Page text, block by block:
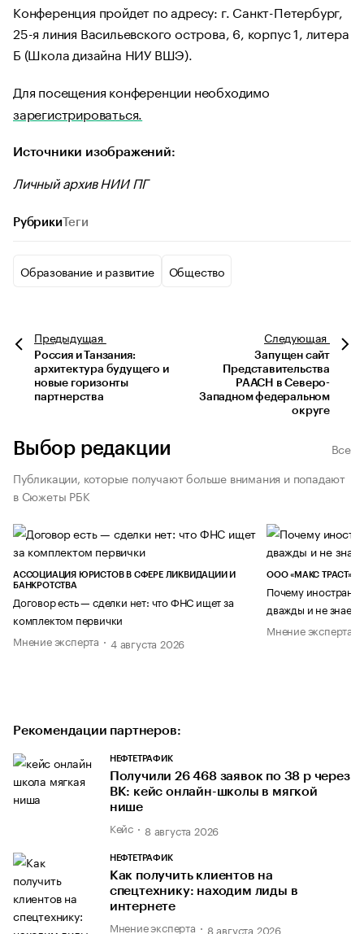
Конференция пройдет по адресу: г. Санкт-Петербург,
25-я линия Васильевского острова, 6, корпус 1, литера
Б (Школа дизайна НИУ ВШЭ).
Для посещения конференции необходимо
зарегистрироваться.
Источники изображений:
Личный архив НИИ ПГ
Рубрики Теги
Образование и развитие Общество
Предыдущая
Россия и Танзания:
архитектура будущего и
новые горизонты
партнерства
Следующая
Запущен сайт
Представительства
РААСН в Северо-
Западном федеральном
округе
Выбор редакции
Все
Публикации, которые получают больше внимания и попадают
в Сюжеты РБК
АССОЦИАЦИЯ ЮРИСТОВ В СФЕРЕ ЛИКВИДАЦИИ И
БАНКРОТСТВА
Договор есть — сделки нет: что ФНС ищет за
комплектом первички
Мнение эксперта
4 августа 2026
ООО «МАКС ТРАСТ»
Почему
дважды и не знает
Мнение эксперта
Рекомендации партнеров:
НЕФТЕТРАФИК
Получили 26 468 заявок по 38 р через
ВК: кейс онлайн-школы в мягкой
нише
Кейс 8 августа 2026
НЕФТЕТРАФИК
Как получить клиентов на
спецтехнику: находим лиды в
интернете
Мнение эксперта 8 августа 2026